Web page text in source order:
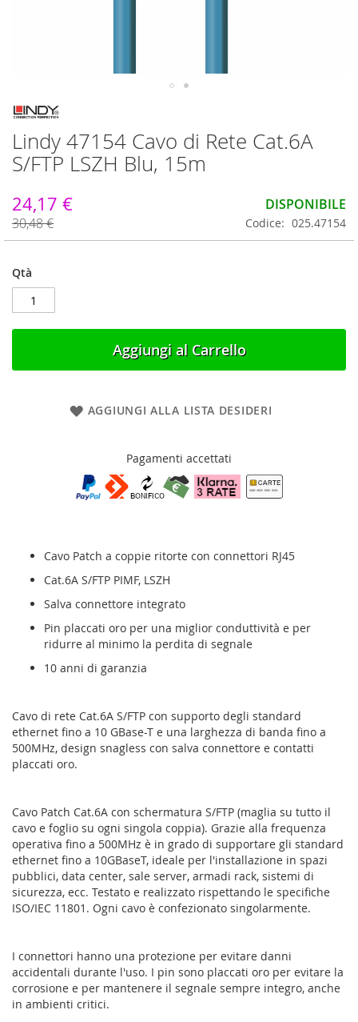
Vai
all'inizio
della
galleria
di
Lindy 47154 Cavo di Rete Cat.6A
S/FTP LSZH Blu, 15m
24,17 €
30,48 €
DISPONIBILE
Codice 025.47154
Qtà
Aggiungi al Carrello
AGGIUNGI ALLA LISTA DESIDERI
Pagamenti accettati
Cavo Patch a coppie ritorte con connettori RJ45
Cat.6A S/FTP PIMF, LSZH
Salva connettore integrato
Pin placcati oro per una miglior conduttività e per
ridurre al minimo la perdita di segnale
10 anni di garanzia
Cavo di rete Cat.6A S/FTP con supporto degli standard
ethernet fino a 10 GBase-T e una larghezza di banda fino a
500MHz, design snagless con salva connettore e contatti
placcati oro.
Cavo Patch Cat.6A con schermatura S/FTP (maglia su tutto il
cavo e foglio su ogni singola coppia). Grazie alla frequenza
operativa fino a 500MHz è in grado di supportare gli standard
ethernet fino a 10GBaseT, ideale per l'installazione in spazi
pubblici, data center, sale server, armadi rack, sistemi di
sicurezza, ecc. Testato e realizzato rispettando le specifiche
ISO/IEC 11801. Ogni cavo è confezionato singolarmente.
I connettori hanno una protezione per evitare danni
accidentali durante l'uso. I pin sono placcati oro per evitare la
corrosione e per mantenere il segnale sempre integro, anche
in ambienti critici.